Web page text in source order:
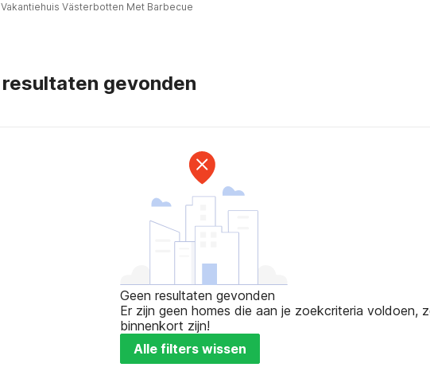
Vakantiehuis Västerbotten Met Barbecue
resultaten gevonden
Geen resultaten gevonden
Er zijn geen homes die aan je zoekcriteria voldoen,
binnenkort zijn!
Alle filters wissen